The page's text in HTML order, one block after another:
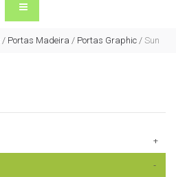
/ Portas Madeira / Portas Graphic / Sun